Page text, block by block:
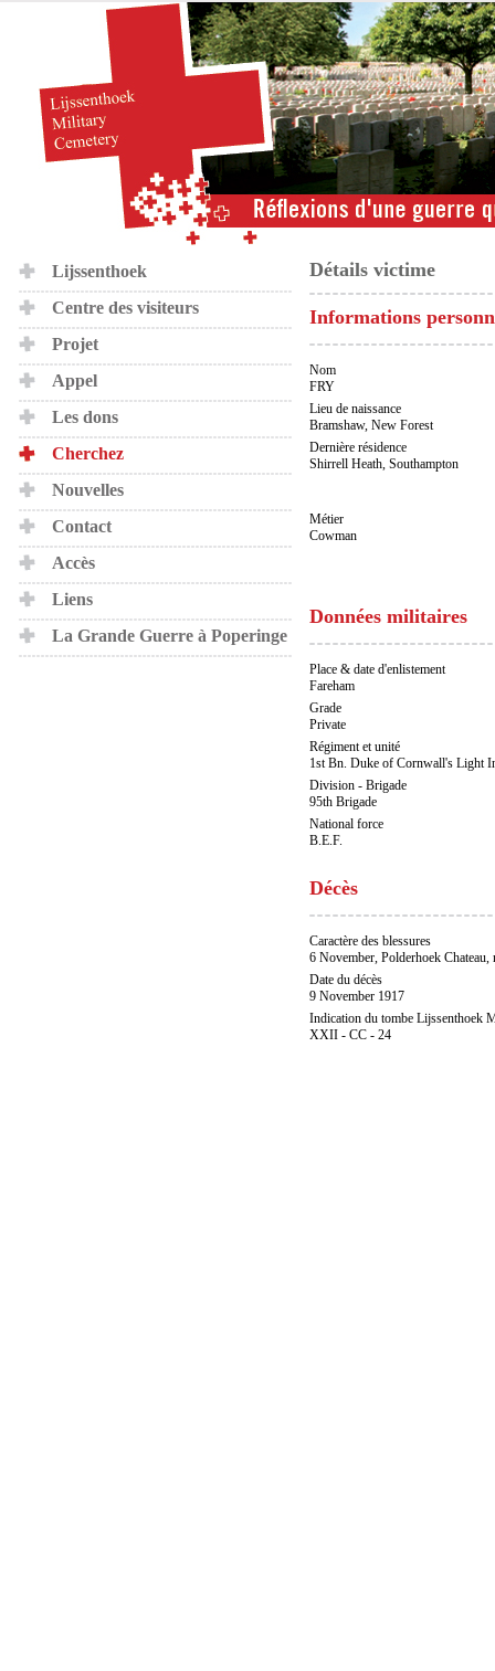
Lijssenthoek
Centre des visiteurs
Projet
Appel
Les dons
Cherchez
Nouvelles
Contact
Accès
Liens
La Grande Guerre à Poperinge
Détails victime
Informations
Nom
FRY
Lieu de naissance
Bramshaw, New Forest
Dernière résidence
Shirrell Heath, Southampton
Métier
Cowman
Données militaires
Place & date d'enlistement
Fareham
Grade
Private
Régiment et unité
1st Bn. Duke of Cornwall's Light
Division - Brigade
95th Brigade
National force
B.E.F.
Décès
Caractère des blessures
6 November, Polderhoek
Date du décès
9 November 1917
Indication du tombe Lijssenthoek
XXII - CC - 24